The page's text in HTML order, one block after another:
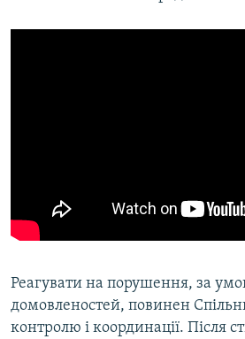
Реагувати на порушення, за
домовленостей, повинен
контролю і координації. Після